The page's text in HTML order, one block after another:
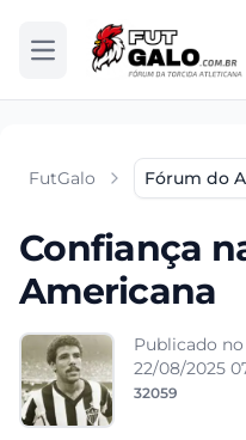
Abrir menu
FutGalo Fórum do
Confiança
Americana
Publicado
22/08/2025
32059